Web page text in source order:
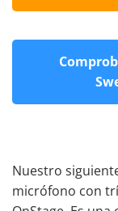
Nuestro
micrófono con